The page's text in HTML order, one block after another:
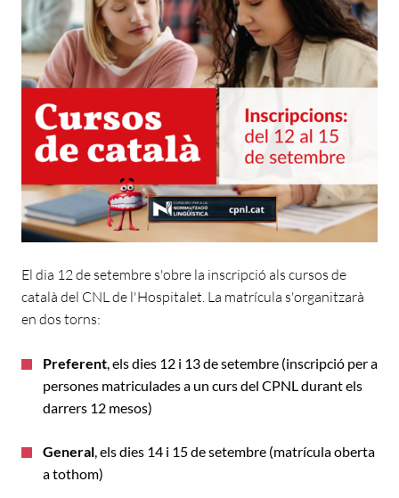
El dia 12 de setembre s'obre la inscripció als cursos de
català del CNL de l'Hospitalet. La matrícula s'organitzarà
en dos torns:
Preferent, els dies 12 i 13 de setembre (inscripció per a
persones matriculades a un curs del CPNL durant els
darrers 12 mesos)
General, els dies 14 i 15 de setembre (matrícula oberta
a tothom)